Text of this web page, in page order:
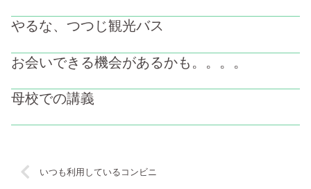
やるな、つつじ観光バス
お会いできる機会があるかも。。。。
母校での講義
いつも利用しているコンビニ